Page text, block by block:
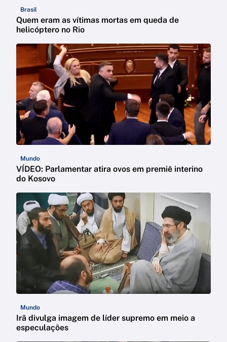
Brasil
Quem eram as vítimas mortas em queda de
helicóptero no Rio
Mundo
VÍDEO: Parlamentar atira ovos em premiê interino
do Kosovo
Mundo
Irã divulga imagem de líder supremo em meio a
especulações